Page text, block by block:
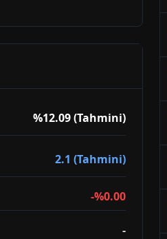
%12.09 (Tahmini)
2.1 (Tahmini)
-%0.00
-